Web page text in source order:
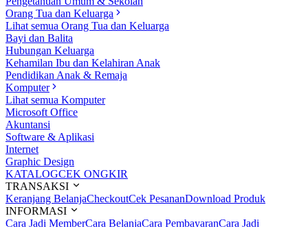
Orang Tua dan Keluarga
Lihat semua Orang Tua dan Keluarga
Bayi dan Balita
Hubungan Keluarga
Kehamilan Ibu dan Kelahiran Anak
Pendidikan Anak & Remaja
Komputer
Lihat semua Komputer
Microsoft Office
Akuntansi
Software & Aplikasi
Internet
Graphic Design
KATALOGCEK ONGKIR
TRANSAKSI
Keranjang BelanjaCheckoutCek PesananDownload Produk
INFORMASI
Cara Jadi MemberCara BelanjaCara PembayaranCara Jadi